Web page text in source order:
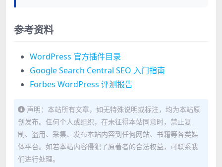
参考资料
WordPress 官方插件目录
Google Search Central SEO 入门指南
Forbes WordPress 评测报告
声明：本站所有文章，如无特殊说明或标注，均为本站原
创发布。任何个人或组织，在未征得本站同意时，禁止复
制、盗用、采集、发布本站内容到任何网站、书籍等各类媒
体平台。如若本站内容侵犯了原著者的合法权益，可联系我
们进行处理。